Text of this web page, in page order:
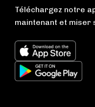
Téléchargez notre
maintenant et miser